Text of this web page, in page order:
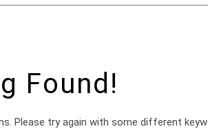
Found!
Please try again with some different